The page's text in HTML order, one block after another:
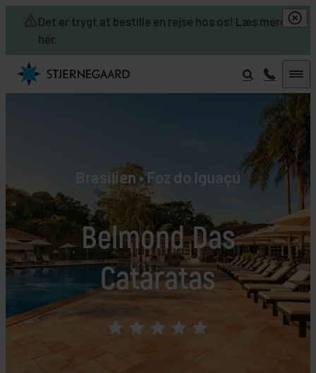
Det er trygt at bestille en rejse hos os! Læs mere
her.
Skip to main content
Belmond Das
Cataratas
Brasilien • Foz do Iguaçú